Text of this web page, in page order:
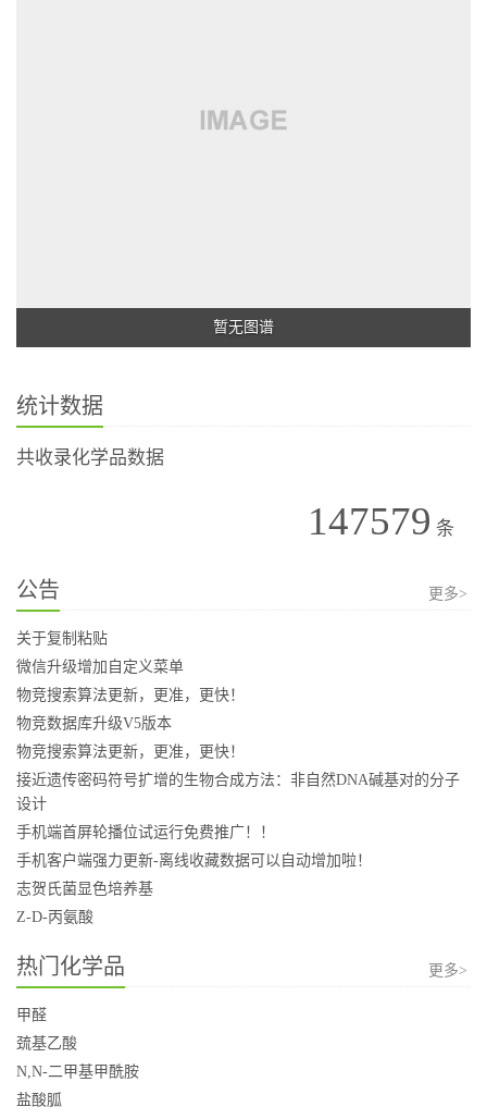
暂无图谱
统计数据
共收录化学品数据
147579 条
公告 更多>
关于复制粘贴
微信升级增加自定义菜单
物竞搜索算法更新，更准，更快！
物竞数据库升级V5版本
物竞搜索算法更新，更准，更快！
接近遗传密码符号扩增的生物合成方法：非自然DNA碱基对的分子
设计
手机端首屏轮播位试运行免费推广！！
手机客户端强力更新-离线收藏数据可以自动增加啦！
志贺氏菌显色培养基
Z-D-丙氨酸
热门化学品 更多>
甲醛
巯基乙酸
N,N-二甲基甲酰胺
盐酸胍